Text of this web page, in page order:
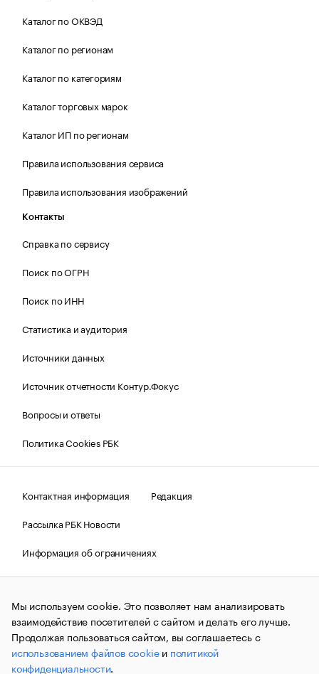
Каталог по ОКВЭД
Каталог по регионам
Каталог по категориям
Каталог торговых марок
Каталог ИП по регионам
Правила использования сервиса
Правила использования изображений
Контакты
Справка по сервису
Поиск по ОГРН
Поиск по ИНН
Статистика и аудитория
Источники данных
Источник отчетности Контур.Фокус
Вопросы и ответы
Политика Cookies РБК
Контактная информация
Редакция
Рассылка РБК Новости
Информация об ограничениях
Правовая информация
О соблюдении авторских прав
© АО «РОСБИЗНЕСКОНСАЛТИНГ»,1995–2026.Сообщения
и материалы информационного агентства «РБК»
(зарегистрировано Федеральной службой по надзору в сфере
связи, информационных технологий и массовых
коммуникаций (Роскомнадзор) 09.12.2015 за номером ИА
№ФС77-63848) сопровождаются пометкой «РБК». Отдельные
Мы используем cookie. Это позволяет нам анализировать
взаимодействие посетителей с сайтом и делать его лучше.
Продолжая пользоваться сайтом, вы соглашаетесь с
использованием файлов cookieи политикой
конфиденциальности.